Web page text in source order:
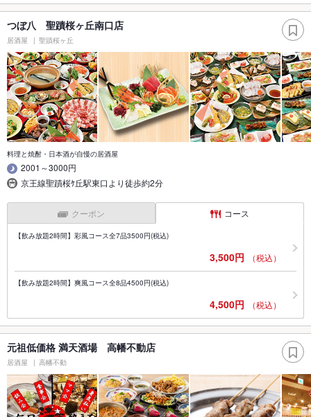
つぼ八 聖蹟桜ヶ丘南口店
居酒屋 聖蹟桜ヶ丘
料理と焼酎・日本酒が自慢の居酒屋
2001～3000円
京王線聖蹟桜ｹ丘駅東口より徒歩約2分
クーポン コース
【飲み放題2時間】彩風コース全7品3500円(税込)
3,500円 （税込）
【飲み放題2時間】爽風コース全8品4500円(税込)
4,500円 （税込）
元祖低価格 満天酒場 高幡不動店
居酒屋 高幡不動